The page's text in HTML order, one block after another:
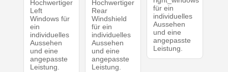
Hochwertiger
Left
Windows für
ein
individuelles
Aussehen
und eine
angepasste
Leistung.
Hochwertiger
Rear
Windshield
für ein
individuelles
Aussehen
und eine
angepasste
Leistung.
für ein
individuelles
Aussehen
und eine
angepasste
Leistung.